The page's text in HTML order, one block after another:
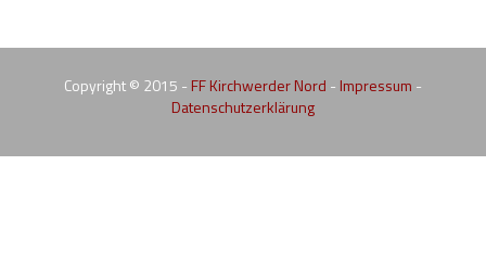
Copyright © 2015 - FF Kirchwerder Nord - Impressum -
Datenschutzerklärung